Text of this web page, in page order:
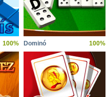
100% Dominó 100%